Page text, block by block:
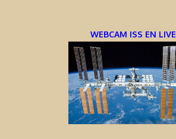
WEBCAM ISS EN LIVE